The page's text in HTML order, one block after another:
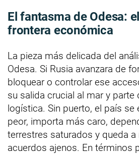
El fantasma de Odesa:
frontera económica
La pieza más delicada del
Odesa. Si Rusia avanzara de
bloquear o controlar ese
su salida crucial al mar y parte
logística. Sin puerto, el país se
peor, importa más caro,
terrestres saturados y queda a
acuerdos ajenos. En términos